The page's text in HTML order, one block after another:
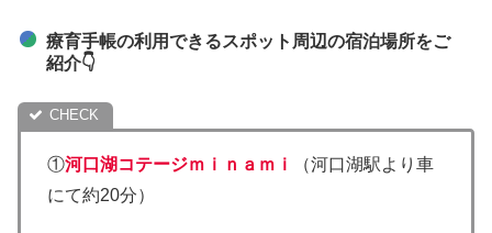
療育手帳の利用できるスポット周辺の宿泊場所をご
紹介👇
①河口湖コテージｍｉｎａｍｉ
（河口湖駅より車
にて約20分）